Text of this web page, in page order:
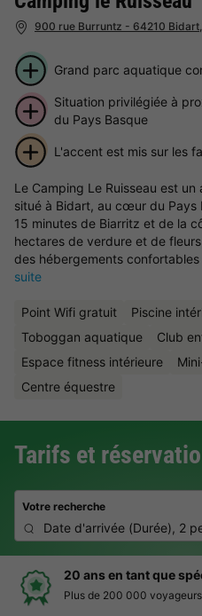
900 rue Burruntz - 64210
Grand parc aquatique
Situation privilégiée à
du Pays Basque
L'accent est mis sur les
Le Camping Le Ruisseau est
situé à Bidart, au cœur du Pays
15 minutes de Biarritz et de la
hectares de verdure et de
des hébergements
suite
Point Wifi gratuit
Piscine
Toboggan aquatique
Club
Espace fitness intérieure
Centre équestre
Tarifs et
Votre recherche
Date d'arrivée (Durée), 2
20 ans en tant que
Plus de 200 000